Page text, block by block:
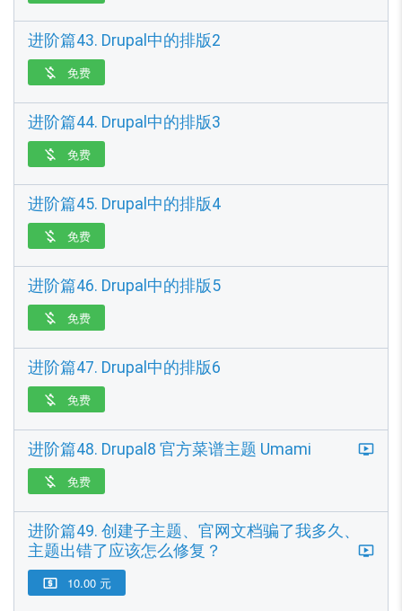
进阶篇43. Drupal中的排版2
 免费
进阶篇44. Drupal中的排版3
 免费
进阶篇45. Drupal中的排版4
 免费
进阶篇46. Drupal中的排版5
 免费
进阶篇47. Drupal中的排版6
 免费
进阶篇48. Drupal8 官方菜谱主题 Umami
 免费
进阶篇49. 创建子主题、官网文档骗了我多久、
主题出错了应该怎么修复？
 10.00 元